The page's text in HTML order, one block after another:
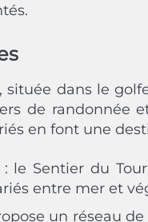
située dans le
de randonnée
en font une
: le Sentier du
entre mer et
un réseau